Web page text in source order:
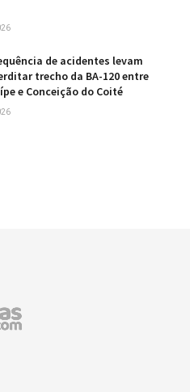
de acidentes levam
trecho da BA-120 entre
e Conceição do Coité